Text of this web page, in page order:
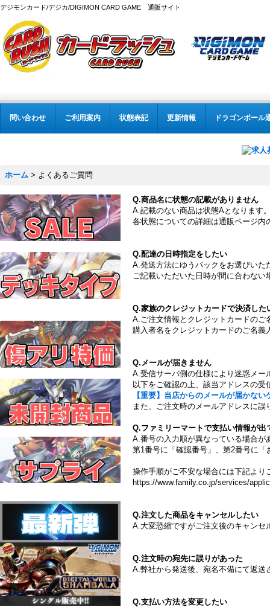
デジモンカード/デジカ/DIGIMON CARD GAME 通販サイト
問い合わせ ご利用案内 状態表記 更新情報 ドラゴンボール
ホーム > よくあるご質問
Q.商品名に状態の記載がありません
A.記載のない商品は状態Aとなります
各状態についての詳細は通販ページ内
Q.配達の日時指定をしたい
A.発送方法にゆうパックをお選びい
ご記載いただいた日時が間に合わな
Q.家族のクレジットカードで決済した
A.ご注文情報とクレジットカードの
購入者名をクレジットカードのご名
Q.メールが届きません
A.受信サーバ側の仕様により迷惑メ
以下をご確認の上、該当アドレスの受
【重要】当店からのメールが届かな
また、ご注文時のメールアドレスに
Q.ファミリーマートで支払い情報が出
A.番号の入力順が異なっている場合が
第1番号に「確認番号」、第2番号に
操作手順がご不安な場合には下記よ
https://www.family.co.jp/services/
Q.注文した商品をキャンセルしたい
A.大変恐縮ですがご注文後のキャンセ
Q.注文時の宛先に誤りがあった
A.弊社から発送後、宛名不備にて返
Q.支払い方法を変更したい